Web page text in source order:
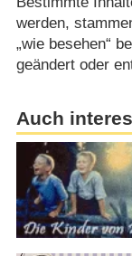
werden,
„wie besehen“
geändert oder
Auch